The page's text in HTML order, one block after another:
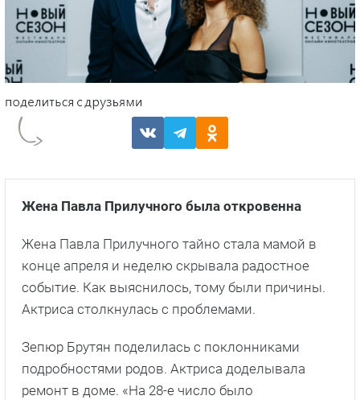
Жена Павла Прилучного была откровенна
Жена Павла Прилучного тайно стала мамой в
конце апреля и неделю скрывала радостное
событие. Как выяснилось, тому были причины.
Актриса столкнулась с проблемами.
Зепюр Брутян поделилась с поклонниками
подробностями родов. Актриса доделывала
ремонт в доме. «На 28-е число было